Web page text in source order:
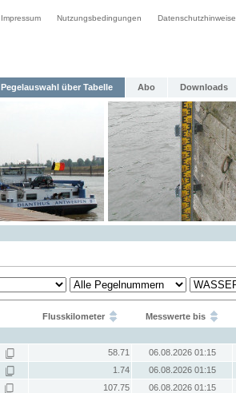
Impressum Nutzungsbedingungen Datenschutzhinweise
Pegelauswahl über Tabelle Abo Downloads
Flusskilometer Messwerte bis
58.71
06.08.2026 01:15
1.74
06.08.2026 01:15
107.75
06.08.2026 01:15